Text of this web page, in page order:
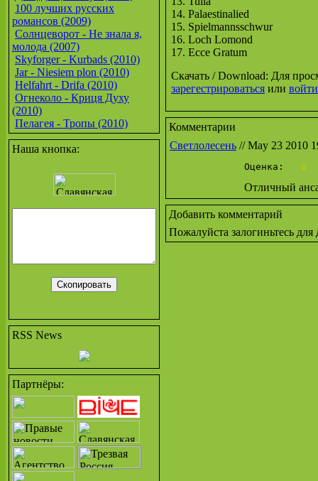
100 лучших русских
романсов (2009)
Солнцеворот - Не знала я,
молода (2007)
Skyforger - Kurbads (2010)
Jar - Niesiem plon (2010)
Helfahrt - Drifa (2010)
Огнеколо - Криця Духу
(2010)
Пелагея - Тропы (2010)
Наша кнопка:
RSS News
Партнёры:
14. Palaestinalied
15. Spielmannsschwur
16. Loch Lomond
17. Ecce Gratum
Скачать / Download: Для
зарегестрироваться или
Комментарии
Светлолесень //May 23 2010
Оценка: 0
Отличный
Добавить комментарий
Пожалуйста залогиньтесь